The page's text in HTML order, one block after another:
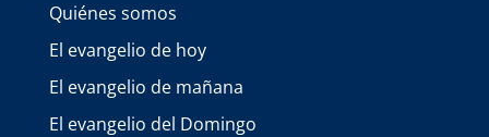
Quiénes somos
El evangelio de hoy
El evangelio de mañana
El evangelio del Domingo